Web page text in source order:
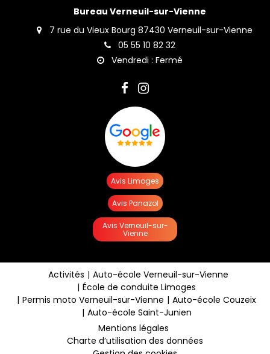
Bureau Verneuil-sur-Vienne
7 rue du Vieux Bourg 87430 Verneuil-sur-Vienne
05 55 10 82 32
Vendredi : Fermé
Avis Limoges
Avis Panazol
Avis Verneuil-sur-
Vienne
Activités
Auto-école Verneuil-sur-Vienne
École de conduite Limoges
Permis moto Verneuil-sur-Vienne
Auto-école Couzeix
Auto-école Saint-Junien
Mentions légales
Charte d’utilisation des données